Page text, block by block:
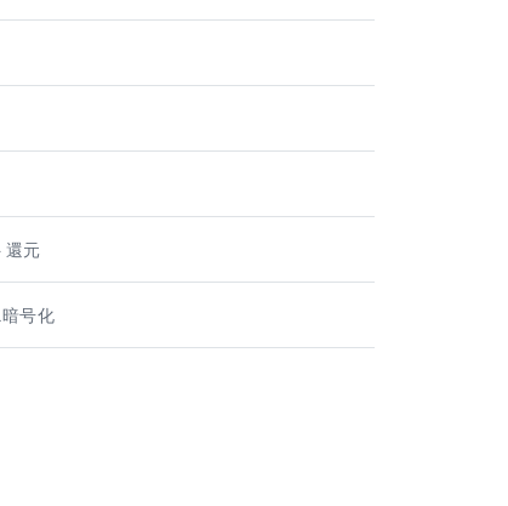
元
号化